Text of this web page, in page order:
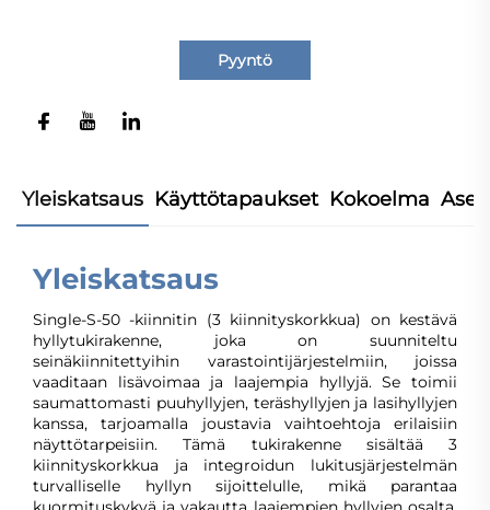
Pyyntö
Yleiskatsaus Käyttötapaukset Kokoelma
Yleiskatsaus
Single-S-50 -kiinnitin (3 kiinnityskorkkua) on kestävä
hyllytukirakenne, joka on suunniteltu
seinäkiinnitettyihin varastointijärjestelmiin, joissa
vaaditaan lisävoimaa ja laajempia hyllyjä. Se toimii
saumattomasti puuhyllyjen, teräshyllyjen ja lasihyllyjen
kanssa, tarjoamalla joustavia vaihtoehtoja erilaisiin
näyttötarpeisiin. Tämä tukirakenne sisältää 3
kiinnityskorkkua ja integroidun lukitusjärjestelmän
turvalliselle hyllyn sijoittelulle, mikä parantaa